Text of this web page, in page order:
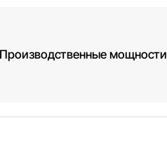
Производственные мощности